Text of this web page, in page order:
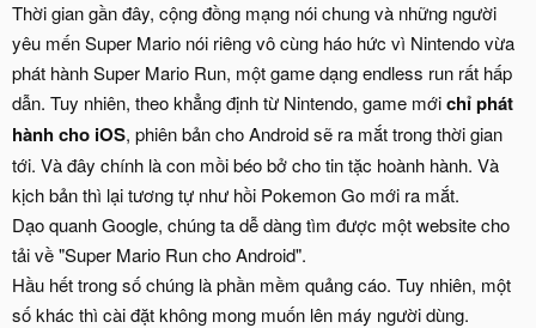
Thời gian gần đây, cộng đồng mạng nói chung và những người
yêu mến Super Mario nói riêng vô cùng háo hức vì Nintendo vừa
phát hành Super Mario Run, một game dạng endless run rất hấp
dẫn. Tuy nhiên, theo khẳng định từ Nintendo, game mớichỉ phát
hành cho iOS, phiên bản cho Android sẽ ra mắt trong thời gian
tới. Và đây chính là con mồi béo bở cho tin tặc hoành hành. Và
kịch bản thì lại tương tự như hồi Pokemon Go mới ra mắt.
Dạo quanh Google, chúng ta dễ dàng tìm được một website cho
tải về "Super Mario Run cho Android".
Hầu hết trong số chúng là phần mềm quảng cáo. Tuy nhiên, một
số khác thì cài đặt không mong muốn lên máy người dùng.